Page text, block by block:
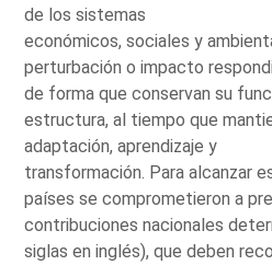
de los sistemas
económicos, sociales y
perturbación o impacto
de forma que conservan su
estructura, al tiempo que
adaptación, aprendizaje y
transformación. Para alcanzar
países se comprometieron a
contribuciones nacionales
siglas en inglés), que deben